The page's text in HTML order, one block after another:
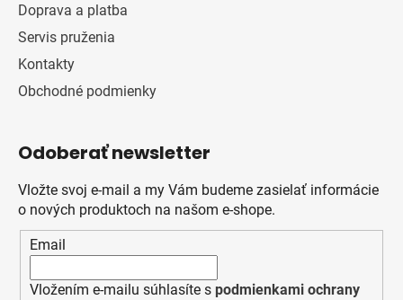
Doprava a platba
Servis pruženia
Kontakty
Obchodné podmienky
Odoberať newsletter
Vložte svoj e-mail a my Vám budeme zasielať informácie
o nových produktoch na našom e-shope.
Email
Vložením e-mailu súhlasíte s podmienkami ochrany